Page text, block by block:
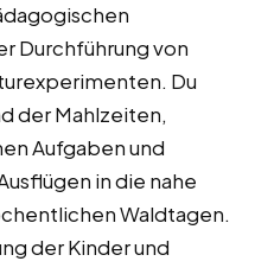
Durchführung von
Du
der Mahlzeiten,
Aufgaben und
in die nahe
Waldtagen.
der Kinder und